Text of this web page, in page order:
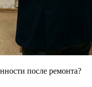
после ремонта?